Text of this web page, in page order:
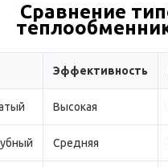
Сравнение
Эффективность
Высокая
Средняя